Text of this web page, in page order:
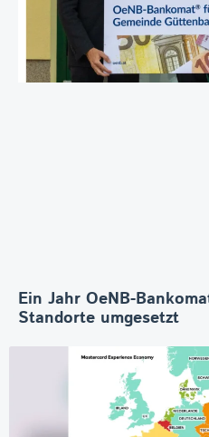
Ein Jahr OeNB-
Standorte umgesetzt